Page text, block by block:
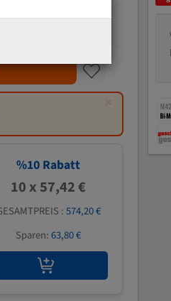
×
%10 Rabatt
10 x 57,42 €
:574,20 €
Sparen:63,80 €